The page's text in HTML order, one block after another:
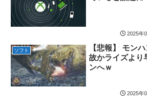
2025年
ソフト
【悲報】 モン
故かライズより
ンへｗ
2025年